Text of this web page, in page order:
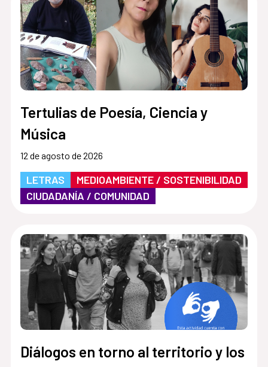
Tertulias de Poesía, Ciencia y
Música
12 de agosto de 2026
LETRAS
MEDIOAMBIENTE / SOSTENIBILIDAD
CIUDADANÍA / COMUNIDAD
Diálogos en torno al territorio y los